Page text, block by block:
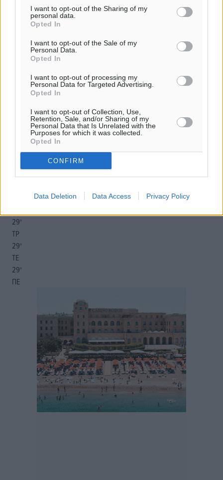
I want to opt-out of the Sharing of my
personal data.
Opted In
I want to opt-out of the Sale of my
Personal Data.
Opted In
I want to opt-out of processing my
Personal Data for Targeted Advertising.
Opted In
I want to opt-out of Collection, Use,
Retention, Sale, and/or Sharing of my
Personal Data that Is Unrelated with the
Purposes for which it was collected.
Opted In
CONFIRM
Data Deletion Data Access Privacy Policy
της Δημοκρατικής.
o καιρός τώρα:
αίθριος καιρός
km/h
°/32°
29°
ΤΡ
29°
ΤΕ
29°
ΠΕ